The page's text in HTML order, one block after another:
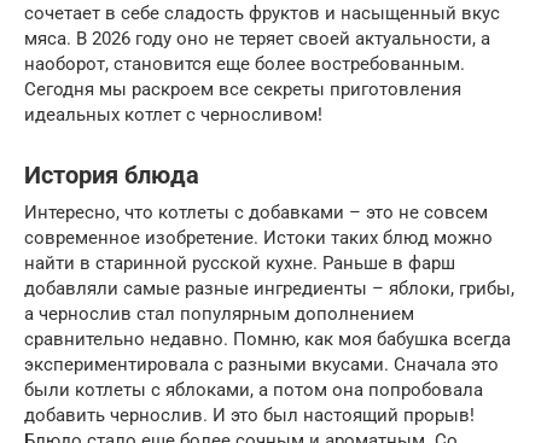
сочетает в себе сладость фруктов и насыщенный вкус
мяса. В 2026 году оно не теряет своей актуальности, а
наоборот, становится еще более востребованным.
Сегодня мы раскроем все секреты приготовления
идеальных котлет с черносливом!
История блюда
Интересно, что котлеты с добавками – это не совсем
современное изобретение. Истоки таких блюд можно
найти в старинной русской кухне. Раньше в фарш
добавляли самые разные ингредиенты – яблоки, грибы,
а чернослив стал популярным дополнением
сравнительно недавно. Помню, как моя бабушка всегда
экспериментировала с разными вкусами. Сначала это
были котлеты с яблоками, а потом она попробовала
добавить чернослив. И это был настоящий прорыв!